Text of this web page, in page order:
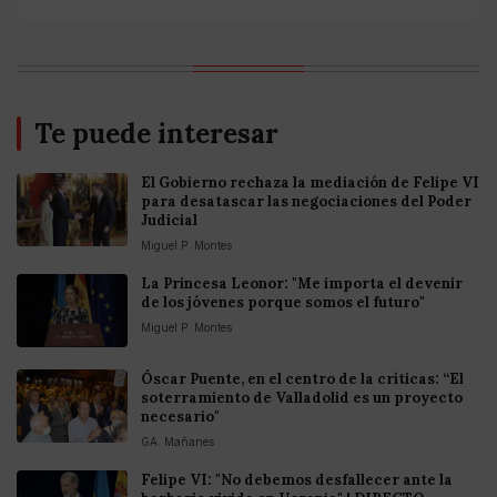
Te puede interesar
El Gobierno rechaza la mediación de Felipe VI
para desatascar las negociaciones del Poder
Judicial
Miguel P. Montes
La Princesa Leonor: "Me importa el devenir
de los jóvenes porque somos el futuro"
Miguel P. Montes
Óscar Puente, en el centro de la críticas: “El
soterramiento de Valladolid es un proyecto
necesario"
GA. Mañanes
Felipe VI: "No debemos desfallecer ante la